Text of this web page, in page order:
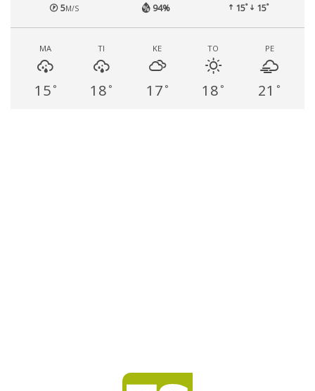
5M/S 94% 15° 15°
MA
15 °
TI
18 °
KE
17 °
TO
18 °
PE
21 °